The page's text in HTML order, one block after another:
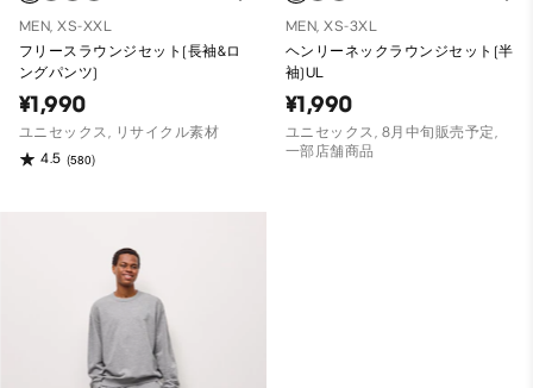
MEN, XS-XXL
フリースラウンジセット(長袖&ロ
ングパンツ)
¥1,990
ユニセックス, リサイクル素材
4.5 (580)
MEN, XS-3XL
ヘンリーネックラウンジセット(半
袖)UL
¥1,990
ユニセックス, 8月中旬販売予定,
一部店舗商品